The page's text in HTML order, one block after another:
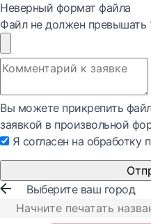
Неверный формат файла
Файл не должен превышать
Вы можете прикрепить
заявкой в произвольной
Я согласен на обработку
Выберите ваш город